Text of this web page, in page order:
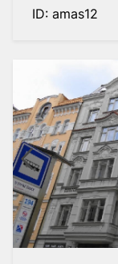
ID: amas12